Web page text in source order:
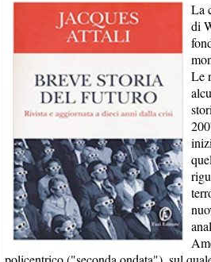
La
di
Le